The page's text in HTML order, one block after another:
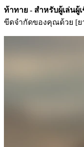
ท้าทาย - สำหรับผู้เล่นผู้
ขีดจำกัดของคุณด้วย [ย